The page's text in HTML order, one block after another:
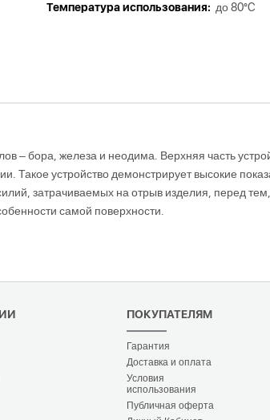
Tемпература использования: до 80°C
– бора, железа и неодима. Верхняя часть
Такое устройство демонстрирует высокие
затрачиваемых на отрыв изделия, перед
самой поверхности.
ПОКУПАТЕЛЯМ
Гарантия
Доставка и оплата
Условия
использования
Публичная оферта